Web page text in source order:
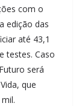
com o
edição das
até 43,1
testes. Caso
será
que